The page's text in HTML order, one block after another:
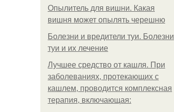
Опылитель для вишни. Какая
вишня может опылять черешню
Болезни и вредители туи. Болезни
туи и их лечение
Лучшее средство от кашля. При
заболеваниях, протекающих с
кашлем, проводится комплексная
терапия, включающая: